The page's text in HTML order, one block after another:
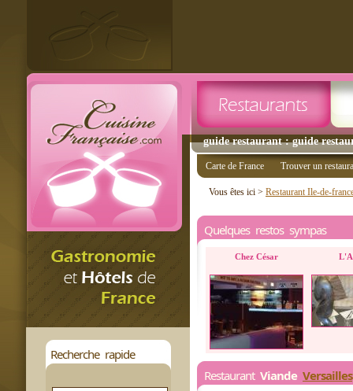
guide restaurant : guide
Recherche rapide
Carte de France Trouver un
Vous êtes ici > Restaurant Ile-de-
Quelques restos sympas
Chez César
Restaurant Viande Versailles